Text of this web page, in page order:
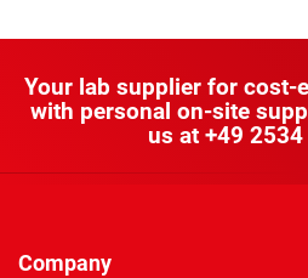
Your lab supplier for cost-
with personal on-site
us at +49
Company